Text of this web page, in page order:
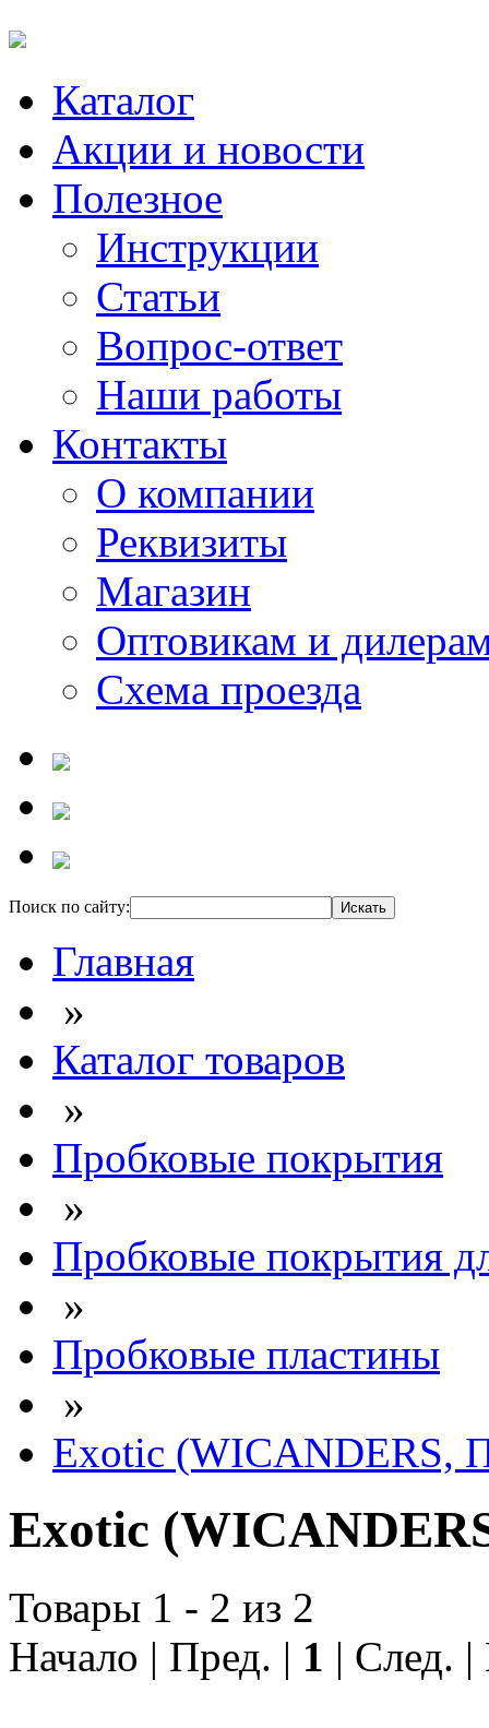
Каталог
Акции и новости
Полезное
Инструкции
Статьи
Вопрос-ответ
Наши работы
Контакты
О компании
Реквизиты
Магазин
Оптовикам и
Схема проезда
Поиск по сайту:
Главная
»
Каталог товаров
»
Пробковые покрытия
»
Пробковые покрытия
»
Пробковые пластины
»
Exotic (WICANDERS,
Exotic
Товары 1 - 2 из 2
Начало | Пред. | 1 | След.